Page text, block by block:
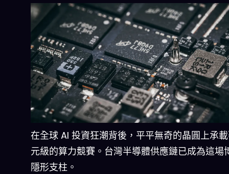
在全球 AI 投資狂潮背後，平平無奇的晶圓上承
元級的算力競賽。台灣半導體供應鏈已成為這場
隱形支柱。